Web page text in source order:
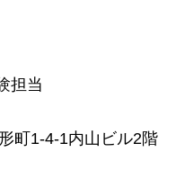
担当
町1-4-1内山ビル2階